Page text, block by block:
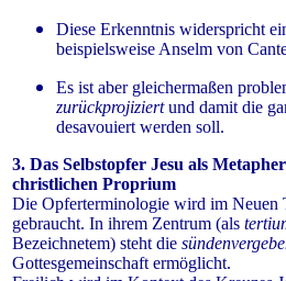
Diese Erkenntnis widerspricht
beispielsweise Anselm von
Es ist aber gleichermaßen
zurückprojiziertund damit die
desavouiert werden soll.
3. Das Selbstopfer Jesu als
christlichen Proprium
Die Opferterminologie wird im Neuen
gebraucht. In ihrem Zentrum (als
Bezeichnetem) steht die
Gottesgemeinschaft ermöglicht.